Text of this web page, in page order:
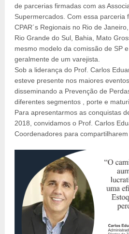
de parcerias firmadas com as
Supermercados. Com essa parceria
CPAR´s Regionais no Rio de
Rio Grande do Sul, Bahia, Mato
mesmo modelo da comissão de SP
geralmente de um varejista.
Sob a liderança do Prof. Carlos
esteve presente nos maiores
disseminando a Prevenção de
diferentes segmentos , porte e
Para apresentarmos as conquistas
2018, convidamos o Prof. Carlos
Coordenadores para